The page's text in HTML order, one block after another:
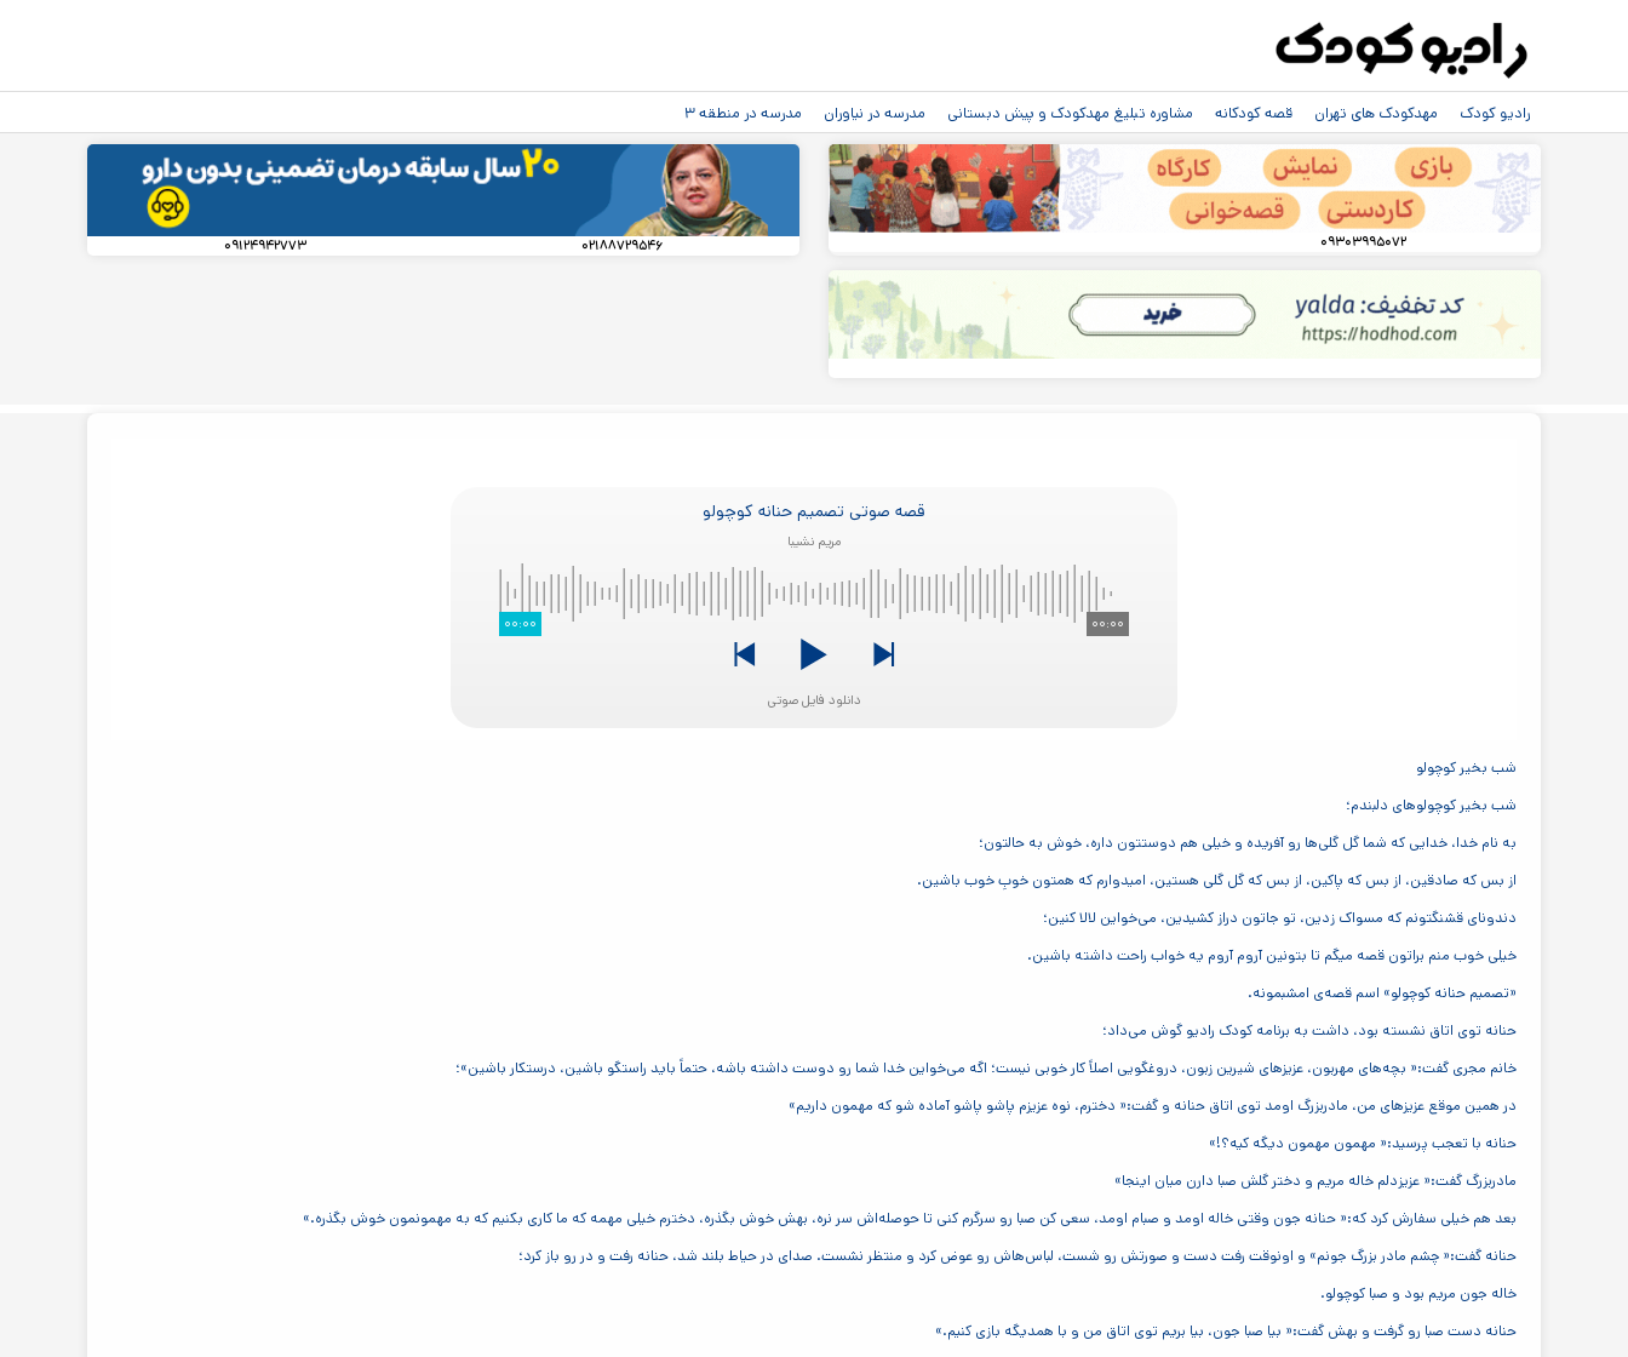
رادیو کودک مهدکودک های تهران قصه کودکانه مشاوره تبلیغ مهدکودک و پیش دبستانی مدرسه در نیاوران مدرسه در منطقه ۳
۰۹۳۰۳۹۹۵۰۷۲ ۰۲۱۸۸۷۲۹۵۴۶ ۰۹۱۲۴۹۴۲۷۷۳
قصه صوتی تصمیم حنانه کوچولو
مریم نشیبا
۰۰:۰۰ ۰۰:۰۰
دانلود فایل صوتی
شب بخیر کوچولو
شب بخیر کوچولوهای دلبندم؛
به نام خدا، خدایی که شما گل گلی‌ها رو آفریده و خیلی هم دوستتون داره، خوش به حالتون؛
از بس که صادقین، از بس که پاکین، از بس که گل گلی هستین، امیدوارم که همتون خوبِ خوب باشین.
دندونای قشنگتونم که مسواک زدین، تو جاتون دراز کشیدین، می‌خواین لالا کنین؛
خیلی خوب منم براتون قصه میگم تا بتونین آروم آروم یه خواب راحت داشته باشین.
«تصمیم حنانه کوچولو» اسم قصه‌ی امشبمونه.
حنانه توی اتاق نشسته بود، داشت به برنامه کودک رادیو گوش می‌داد؛
خانم مجری گفت:« بچه‌های مهربون، عزیزهای شیرین زبون، دروغگویی اصلاً کار خوبی نیست؛ اگه می‌خواین خدا شما رو دوست داشته باشه، حتماً باید راستگو باشین، درستکار باشین»؛
در همین موقع عزیزهای من، مادربزرگ اومد توی اتاق حنانه و گفت:« دخترم، نوه عزیزم پاشو پاشو آماده شو که مهمون داریم»
حنانه با تعجب پرسید:« مهمون مهمون دیگه کیه؟!»
مادربزرگ گفت:« عزیزدلم خاله مریم و دختر گلش صبا دارن میان اینجا»
بعد هم خیلی سفارش کرد که:« حنانه جون وقتی خاله اومد و صبام اومد، سعی کن صبا رو سرگرم کنی تا حوصله‌اش سر نره، بهش خوش بگذره، دخترم خیلی مهمه که ما کاری بکنیم که به مهمونمون خوش بگذره.»
حنانه گفت:« چشم مادر بزرگ جونم» و اونوقت رفت دست و صورتش رو شست، لباس‌هاش رو عوض کرد و منتظر نشست. صدای در حیاط بلند شد، حنانه رفت و در رو باز کرد؛
خاله جون مریم بود و صبا کوچولو.
حنانه دست صبا رو گرفت و بهش گفت:« بیا صبا جون، بیا بریم توی اتاق من و با همدیگه بازی کنیم.»